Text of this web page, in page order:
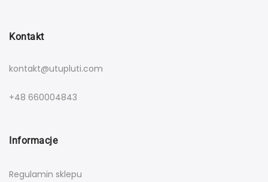
Kontakt
kontakt@utupluti.com
+48 660004843
Informacje
Regulamin sklepu